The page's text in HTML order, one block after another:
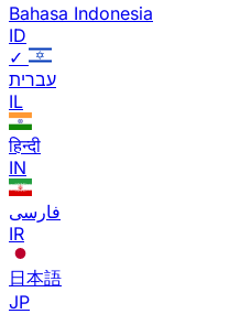
Bahasa Indonesia
ID
✓
עברית
IL
हिन्दी
IN
فارسی
IR
日本語
JP